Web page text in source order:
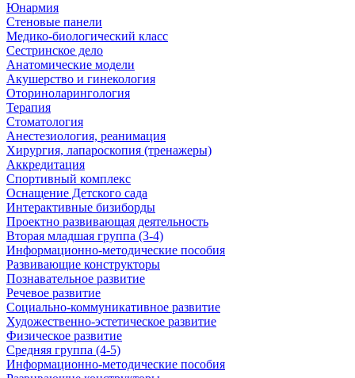
Юнармия
Стеновые панели
Медико-биологический класс
Сестринское дело
Анатомические модели
Акушерство и гинекология
Оториноларингология
Терапия
Стоматология
Анестезиология, реанимация
Хирургия, лапароскопия (тренажеры)
Аккредитация
Спортивный комплекс
Оснащение Детского сада
Интерактивные бизиборды
Проектно развивающая деятельность
Вторая младшая группа (3-4)
Информационно-методические пособия
Развивающие конструкторы
Познавательное развитие
Речевое развитие
Социально-коммуникативное развитие
Художественно-эстетическое развитие
Физическое развитие
Средняя группа (4-5)
Информационно-методические пособия